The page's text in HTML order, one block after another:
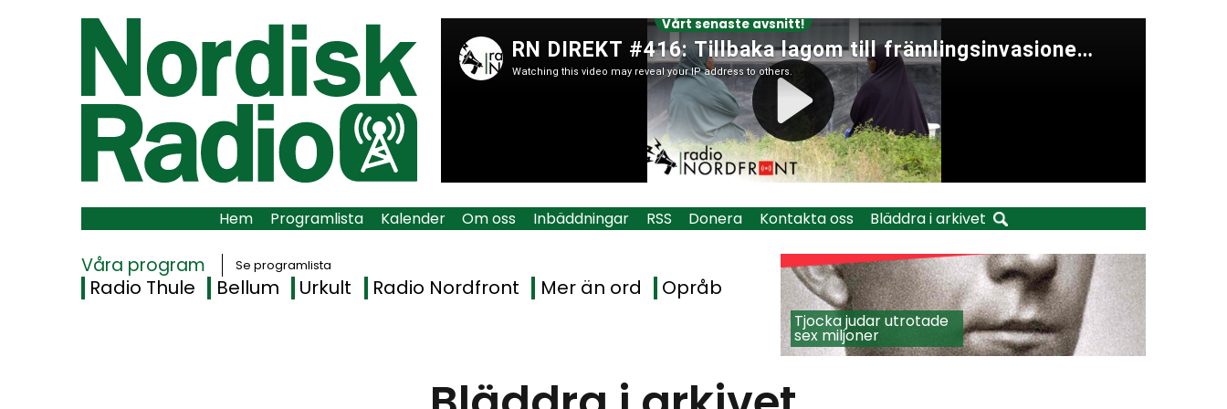
Vårt senaste avsnitt!
Hem Programlista Kalender Om oss Inbäddningar RSS Donera Kontakta oss Bläddra i arkivet
Våra program Se programlista
Radio Thule Bellum Urkult Radio Nordfront Mer än ord Opråb
Tjocka judar utrotade
sex miljoner